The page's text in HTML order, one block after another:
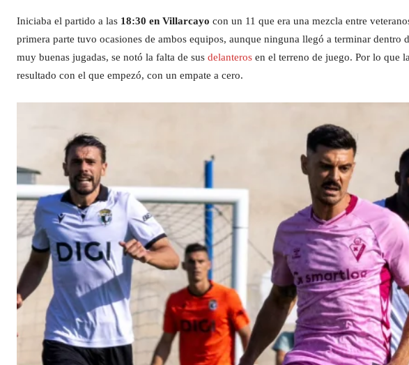
Iniciaba el partido a las 18:30 en Villarcayo con un 11 que era una mezcla entre
primera parte tuvo ocasiones de ambos equipos, aunque ninguna llegó a terminar dentro
muy buenas jugadas, se notó la falta de sus delanteros en el terreno de juego. Por lo que
resultado con el que empezó, con un empate a cero.